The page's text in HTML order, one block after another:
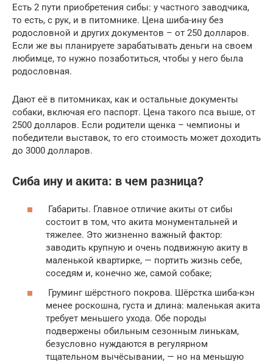
Есть 2 пути приобретения сибы: у частного заводчика,
то есть, с рук, и в питомнике. Цена шиба-ину без
родословной и других документов – от 250 долларов.
Если же вы планируете зарабатывать деньги на своем
любимце, то нужно позаботиться, чтобы у него была
родословная.
Дают её в питомниках, как и остальные документы
собаки, включая его паспорт. Цена такого пса выше, от
2500 долларов. Если родители щенка – чемпионы и
победители выставок, то его стоимость может доходить
до 3000 долларов.
Сиба ину и акита: в чем разница?
Габариты. Главное отличие акиты от сибы
состоит в том, что акита монументальней и
тяжелее. Это жизненно важный фактор:
заводить крупную и очень подвижную акиту в
маленькой квартирке, — портить жизнь себе,
соседям и, конечно же, самой собаке;
Груминг шёрстного покрова. Шёрстка шиба-кэн
менее роскошна, густа и длина: маленькая акита
требует меньшего ухода. Обе породы
подвержены обильным сезонным линькам,
безусловно нуждаются в регулярном
тщательном вычёсывании, — но на меньшую